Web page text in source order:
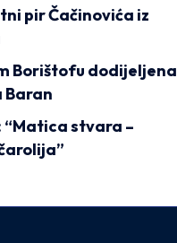
pir Čačinovića iz
Borištofu dodijeljena
Baran
“Matica stvara –